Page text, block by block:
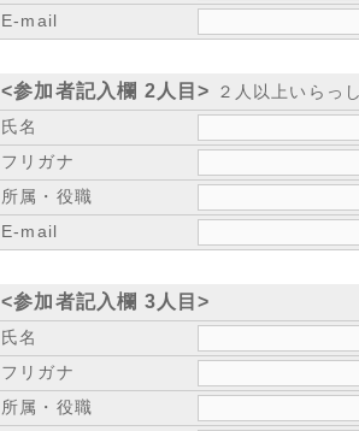
E-mail
<参加者記入欄 2人目> ２人以上いらっ
氏名
フリガナ
所属・役職
E-mail
<参加者記入欄 3人目>
氏名
フリガナ
所属・役職